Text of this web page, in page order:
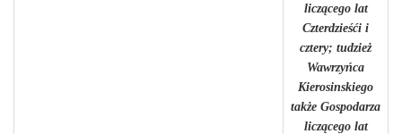
liczącego lat
Czterdzieśći i
cztery; tudzież
Wawrzyńca
Kierosinskiego
także Gospodarza
liczącego lat